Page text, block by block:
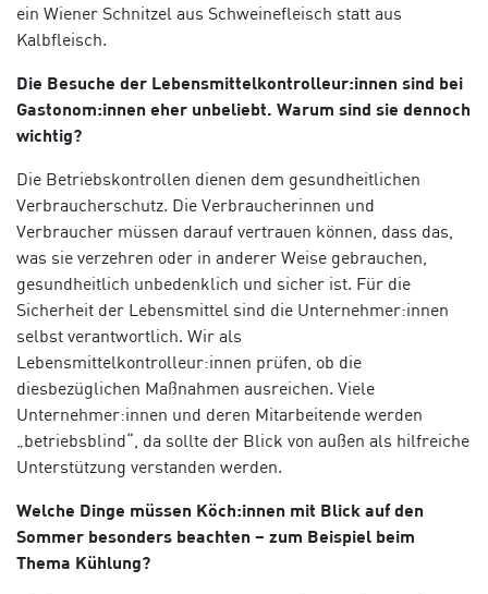
ein Wiener Schnitzel aus Schweinefleisch statt aus
Kalbfleisch.
Die Besuche der Lebensmittelkontrolleur:innen sind bei
Gastonom:innen eher unbeliebt. Warum sind sie dennoch
wichtig?
Die Betriebskontrollen dienen dem gesundheitlichen
Verbraucherschutz. Die Verbraucherinnen und
Verbraucher müssen darauf vertrauen können, dass das,
was sie verzehren oder in anderer Weise gebrauchen,
gesundheitlich unbedenklich und sicher ist. Für die
Sicherheit der Lebensmittel sind die Unternehmer:innen
selbst verantwortlich. Wir als
Lebensmittelkontrolleur:innen prüfen, ob die
diesbezüglichen Maßnahmen ausreichen. Viele
Unternehmer:innen und deren Mitarbeitende werden
„betriebsblind“, da sollte der Blick von außen als hilfreiche
Unterstützung verstanden werden.
Welche Dinge müssen Köch:innen mit Blick auf den
Sommer besonders beachten – zum Beispiel beim
Thema Kühlung?